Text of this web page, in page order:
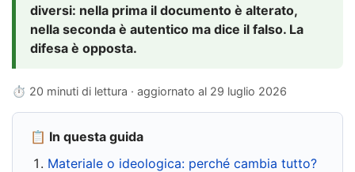
diversi: nella prima il documento è alterato,
nella seconda è autentico ma dice il falso. La
difesa è opposta.
⏱ 20 minuti di lettura · aggiornato al 29 luglio 2026
📋 In questa guida
Materiale o ideologica: perché cambia tutto?